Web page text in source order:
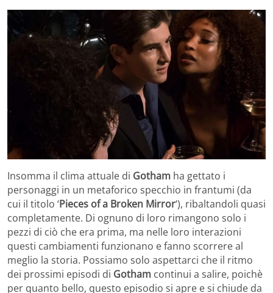
Insomma il clima attuale di Gotham ha gettato i
personaggi in un metaforico specchio in frantumi (da
cui il titolo ‘Pieces of a Broken Mirror‘), ribaltandoli quasi
completamente. Di ognuno di loro rimangono solo i
pezzi di ciò che era prima, ma nelle loro interazioni
questi cambiamenti funzionano e fanno scorrere al
meglio la storia. Possiamo solo aspettarci che il ritmo
dei prossimi episodi di Gotham continui a salire, poichè
per quanto bello, questo episodio si apre e si chiude da